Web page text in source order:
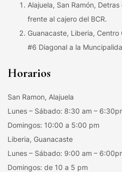
Alajuela, San Ramón,
frente al cajero del BCR.
Guanacaste, Liberia,
#6 Diagonal a la
Horarios
San Ramon, Alajuela
Lunes – Sábado: 8:30 am –
Domingos: 10:00 a 5:00 pm
Liberia, Guanacaste
Lunes – Sábado: 9:00 am –
Domingos: de 10 a 5 pm